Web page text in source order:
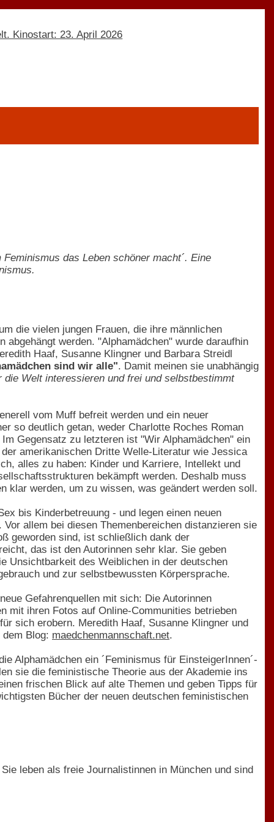
das Leben schöner macht´. Eine
die vielen jungen Frauen, die ihre männlichen
werden. "Alphamädchen" wurde daraufhin
Haaf, Susanne Klingner und Barbara Streidl
sind wir alle". Damit meinen sie unabhängig
Welt interessieren und frei und selbstbestimmt
vom Muff befreit werden und ein neuer
so deutlich getan, weder Charlotte Roches Roman
Gegensatz zu letzteren ist "Wir Alphamädchen" ein
amerikanischen Dritte Welle-Literatur wie Jessica
alles zu haben: Kinder und Karriere, Intellekt und
bekämpft werden. Deshalb muss
klar werden, um zu wissen, was geändert werden soll.
bis Kinderbetreuung - und legen einen neuen
allem bei diesen Themenbereichen distanzieren sie
geworden sind, ist schließlich dank der
das ist den Autorinnen sehr klar. Sie geben
Unsichtbarkeit des Weiblichen in der deutschen
und zur selbstbewussten Körpersprache.
Gefahrenquellen mit sich: Die Autorinnen
mit ihren Fotos auf Online-Communities betrieben
sich erobern. Meredith Haaf, Susanne Klingner und
Blog: maedchenmannschaft.net.
Alphamädchen ein ´Feminismus für EinsteigerInnen´-
sie die feministische Theorie aus der Akademie ins
frischen Blick auf alte Themen und geben Tipps für
Bücher der neuen deutschen feministischen
leben als freie Journalistinnen in München und sind